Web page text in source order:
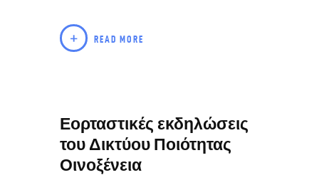
READ MORE
Εορταστικές εκδηλώσεις
του Δικτύου Ποιότητας
Οινοξένεια